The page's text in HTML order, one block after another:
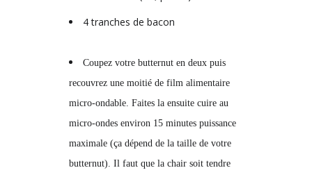
4 tranches de bacon
Coupez votre butternut en deux puis
recouvrez une moitié de film alimentaire
micro-ondable. Faites la ensuite cuire au
micro-ondes environ 15 minutes puissance
maximale (ça dépend de la taille de votre
butternut). Il faut que la chair soit tendre